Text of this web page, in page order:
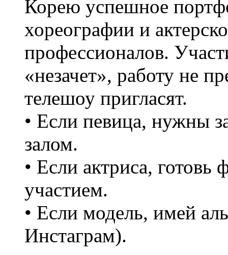
Корею успешное
хореографии и
профессионалов.
«незачет», работу не
телешоу пригласят.
• Если певица, нужны
залом.
• Если актриса,
участием.
• Если модель, имей
Инстаграм).